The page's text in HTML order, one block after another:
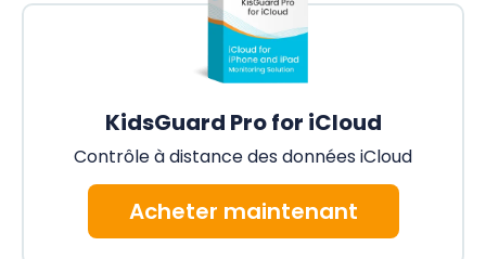
KidsGuard Pro for iCloud
Contrôle à distance des données iCloud
Acheter maintenant